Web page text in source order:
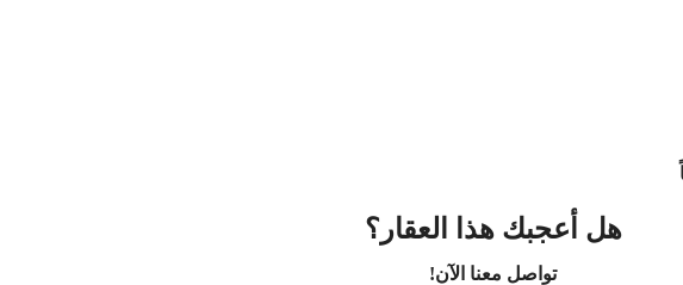
هل أعجبك هذا العقار؟
تواصل معنا الآن!